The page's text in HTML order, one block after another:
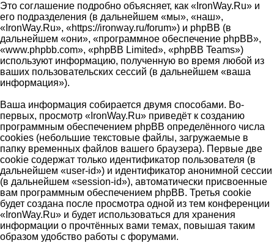
Это соглашение подробно объясняет, как «IronWay.Ru» и
его подразделения (в дальнейшем «мы», «наш»,
«IronWay.Ru», «https://ironway.ru/forum») и phpBB (в
дальнейшем «они», «программное обеспечение phpBB»,
«www.phpbb.com», «phpBB Limited», «phpBB Teams»)
используют информацию, полученную во время любой из
ваших пользовательских сессий (в дальнейшем «ваша
информация»).
Ваша информация собирается двумя способами. Во-
первых, просмотр «IronWay.Ru» приведёт к созданию
программным обеспечением phpBB определённого числа
cookies (небольшие текстовые файлы, загружаемые в
папку временных файлов вашего браузера). Первые две
cookie содержат только идентификатор пользователя (в
дальнейшем «user-id») и идентификатор анонимной сессии
(в дальнейшем «session-id»), автоматически присвоенные
вам программным обеспечением phpBB. Третья cookie
будет создана после просмотра одной из тем конференции
«IronWay.Ru» и будет использоваться для хранения
информации о прочтённых вами темах, повышая таким
образом удобство работы с форумами.